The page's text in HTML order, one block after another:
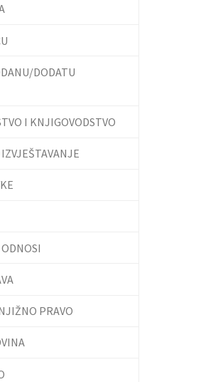
DODATU
I KNJIGOVODSTVO
PRAVO